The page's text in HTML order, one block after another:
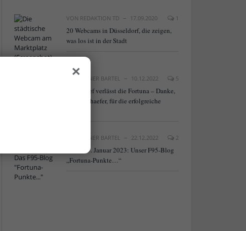
VON REDAKTION TD 17.09.2020 1
20 Webcams in Düsseldorf, die zeigen,
was los ist in der Stadt
RAINER BARTEL 10.12.2022 5
NLZ-Chef verlässt die Fortuna – Danke,
Frank Schaefer, für die erfolgreiche
RAINER BARTEL 22.12.2022 2
Neu ab 9. Januar 2023: Unser F95-Blog
„Fortuna-Punkte…“
×